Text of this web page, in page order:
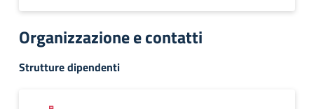
Organizzazione e contatti
Strutture dipendenti